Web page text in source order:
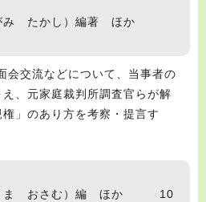
み たかし）編著 ほか
会交流などについて、当事者の
、元家庭裁判所調査官らが解
」のあり方を考察・提言す
ま おさむ）編 ほか 10